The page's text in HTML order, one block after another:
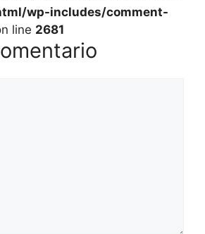
wp-includes/comment-
line 2681